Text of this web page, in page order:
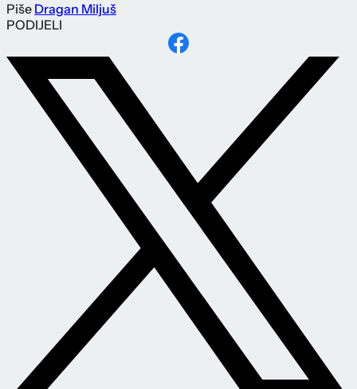
Piše Dragan Miljuš
PODIJELI